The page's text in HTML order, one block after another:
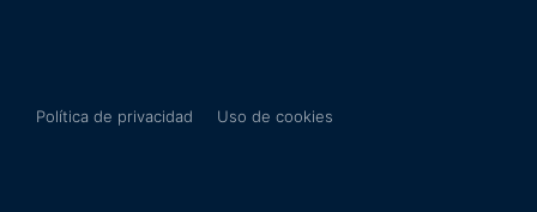
Política de privacidad Uso de cookies